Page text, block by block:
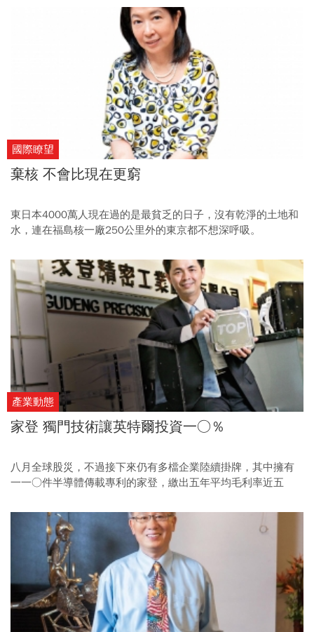
國際瞭望
棄核 不會比現在更窮
東日本4000萬人現在過的是最貧乏的日子，沒有乾淨的土地和
水，連在福島核一廠250公里外的東京都不想深呼吸。
產業動態
家登 獨門技術讓英特爾投資一○％
八月全球股災，不過接下來仍有多檔企業陸續掛牌，其中擁有
一一○件半導體傳載專利的家登，繳出五年平均毛利率近五
注。